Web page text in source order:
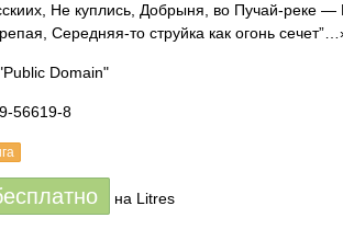
Не куплись, Добрыня, во Пучай-реке —
Середняя-то струйка как огонь
Domain"
56619-8
на Litres